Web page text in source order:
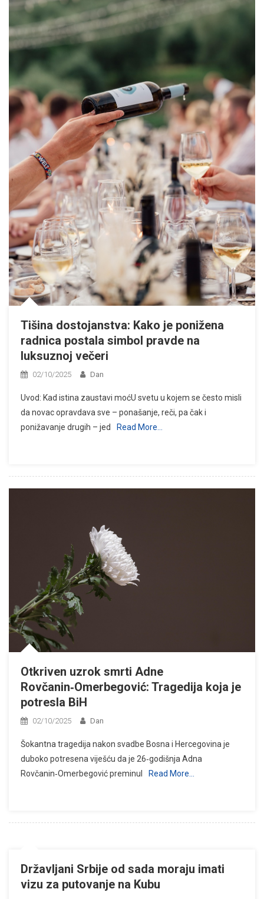
Tišina dostojanstva: Kako je ponižena
radnica postala simbol pravde na
luksuznoj večeri
02/10/2025 Dan
Uvod: Kad istina zaustavi moćU svetu u kojem se često misli
da novac opravdava sve – ponašanje, reči, pa čak i
ponižavanje drugih – jed
Read More…
Otkriven uzrok smrti Adne
Rovčanin‑Omerbegović: Tragedija koja je
potresla BiH
02/10/2025 Dan
Šokantna tragedija nakon svadbe Bosna i Hercegovina je
duboko potresena viješću da je 26‑godišnja Adna
Rovčanin‑Omerbegović preminul
Read More…
Državljani Srbije od sada moraju imati
vizu za putovanje na Kubu